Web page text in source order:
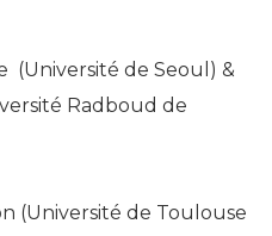
(Université de Seoul) &
Radboud de
(Université de Toulouse